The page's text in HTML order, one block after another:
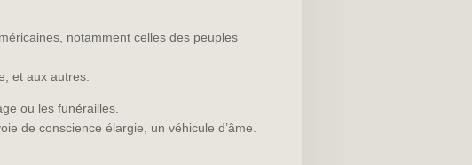
notamment celles des peuples
et aux autres.
ou les funérailles.
de conscience élargie, un véhicule d’âme.